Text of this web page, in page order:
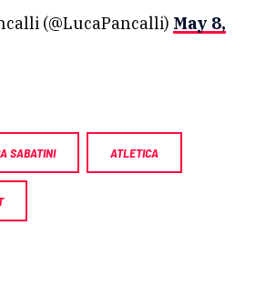
(@LucaPancalli) May 8,
SABATINI ATLETICA